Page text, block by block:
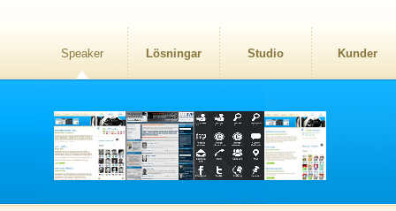
Speaker Lösningar Studio Kunder